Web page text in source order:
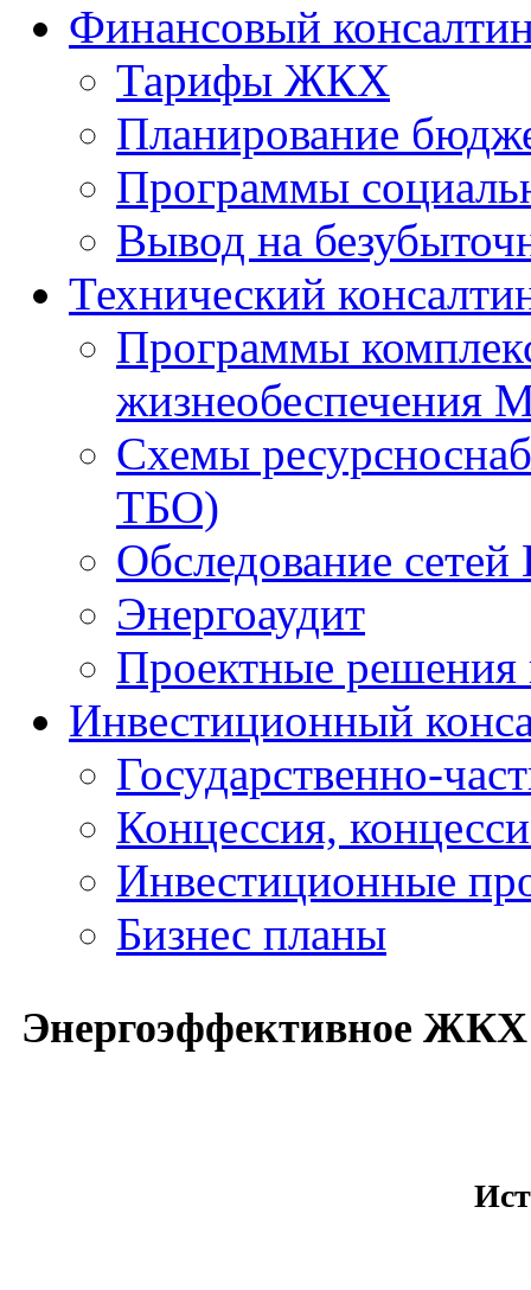
Финансовый
Тарифы ЖКХ
Планирование
Программы
Вывод на
Технический
Программы
жизнеобеспечения
Схемы
ТБО)
Обследование
Энергоаудит
Проектные решения
Инвестиционный
Государственно-
Концессия,
Инвестиционные
Бизнес планы
Энергоэффективное ЖКХ